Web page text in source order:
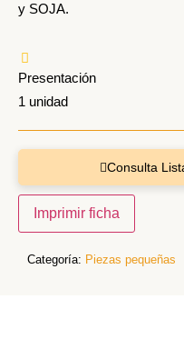
y SOJA.
Presentación
1 unidad
Consulta
Imprimir ficha
Categoría: Piezas pequeñas